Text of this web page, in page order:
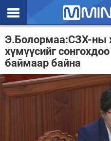
Эхлэл
Цаг агаар
Валют ханш
Улс төр
Э.Болормаа:СЗХ-ны
хүмүүсийг
баймаар байна